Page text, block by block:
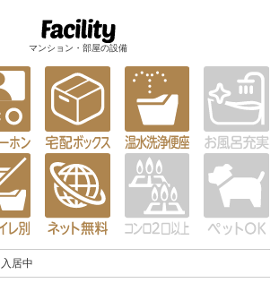
マンション・部屋の設備
入居中